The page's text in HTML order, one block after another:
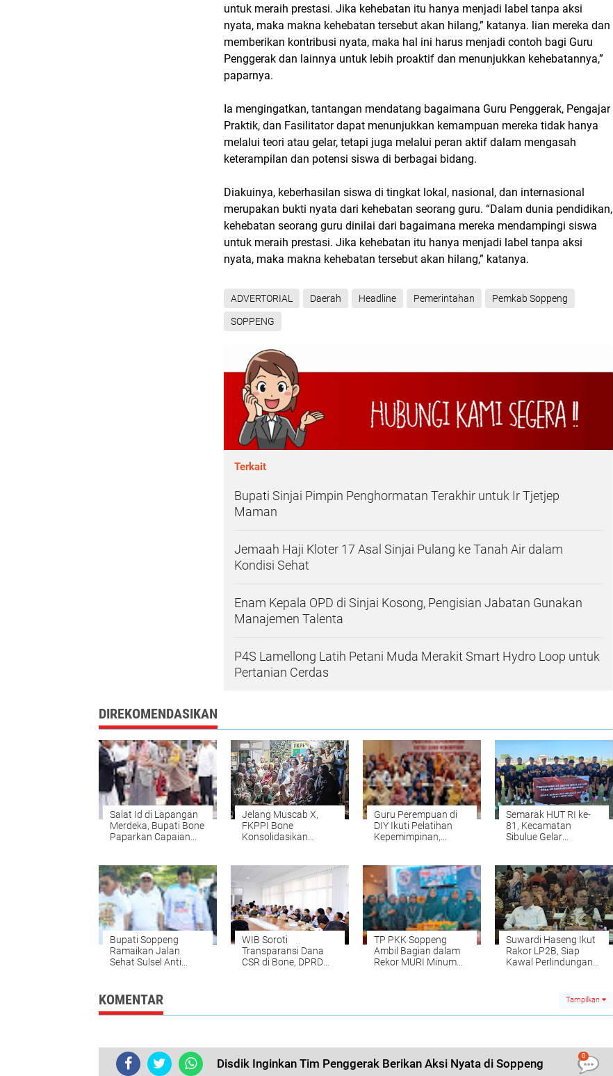
untuk meraih prestasi. Jika kehebatan itu hanya menjadi label tanpa aksi
nyata, maka makna kehebatan tersebut akan hilang,” katanya. lian mereka dan
memberikan kontribusi nyata, maka hal ini harus menjadi contoh bagi Guru
Penggerak dan lainnya untuk lebih proaktif dan menunjukkan kehebatannya,”
paparnya.
Ia mengingatkan, tantangan mendatang bagaimana Guru Penggerak, Pengajar
Praktik, dan Fasilitator dapat menunjukkan kemampuan mereka tidak hanya
melalui teori atau gelar, tetapi juga melalui peran aktif dalam mengasah
keterampilan dan potensi siswa di berbagai bidang.
Diakuinya, keberhasilan siswa di tingkat lokal, nasional, dan internasional
merupakan bukti nyata dari kehebatan seorang guru. “Dalam dunia pendidikan,
kehebatan seorang guru dinilai dari bagaimana mereka mendampingi siswa
untuk meraih prestasi. Jika kehebatan itu hanya menjadi label tanpa aksi
nyata, maka makna kehebatan tersebut akan hilang,” katanya.
ADVERTORIAL Daerah Headline Pemerintahan Pemkab Soppeng
SOPPENG
Terkait
Bupati Sinjai Pimpin Penghormatan Terakhir untuk Ir Tjetjep
Maman
Jemaah Haji Kloter 17 Asal Sinjai Pulang ke Tanah Air dalam
Kondisi Sehat
Enam Kepala OPD di Sinjai Kosong, Pengisian Jabatan Gunakan
Manajemen Talenta
P4S Lamellong Latih Petani Muda Merakit Smart Hydro Loop untuk
Pertanian Cerdas
DIREKOMENDASIKAN
Salat Id di Lapangan
Merdeka, Bupati Bone
Paparkan Capaian
Jelang Muscab X,
FKPPI Bone
Konsolidasikan
Guru Perempuan di
DIY Ikuti Pelatihan
Kepemimpinan,
Depan
Semarak HUT RI ke-
81, Kecamatan
Sibulue Gelar
Bupati Soppeng
Ramaikan Jalan
Sehat Sulsel Anti
WIB Soroti
Transparansi Dana
CSR di Bone, DPRD
TP PKK Soppeng
Ambil Bagian dalam
Rekor MURI Minum
Suwardi Haseng Ikut
Rakor LP2B, Siap
Kawal Perlindungan
KOMENTAR Tampilkan
Disdik Inginkan Tim Penggerak Berikan Aksi Nyata di Soppeng
0